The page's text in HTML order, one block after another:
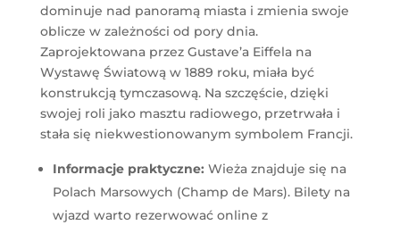
dominuje nad panoramą miasta i zmienia swoje
oblicze w zależności od pory dnia.
Zaprojektowana przez Gustave’a Eiffela na
Wystawę Światową w 1889 roku, miała być
konstrukcją tymczasową. Na szczęście, dzięki
swojej roli jako masztu radiowego, przetrwała i
stała się niekwestionowanym symbolem Francji.
Informacje praktyczne: Wieża znajduje się na
Polach Marsowych (Champ de Mars). Bilety na
wjazd warto rezerwować online z